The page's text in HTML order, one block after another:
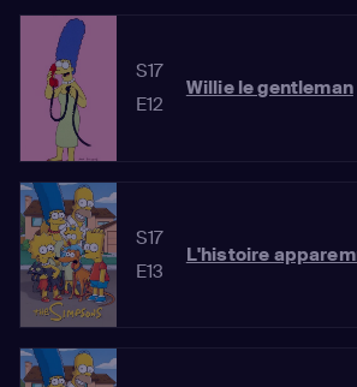
S17
E12
Willie le gentleman
S17
E13
L'histoire